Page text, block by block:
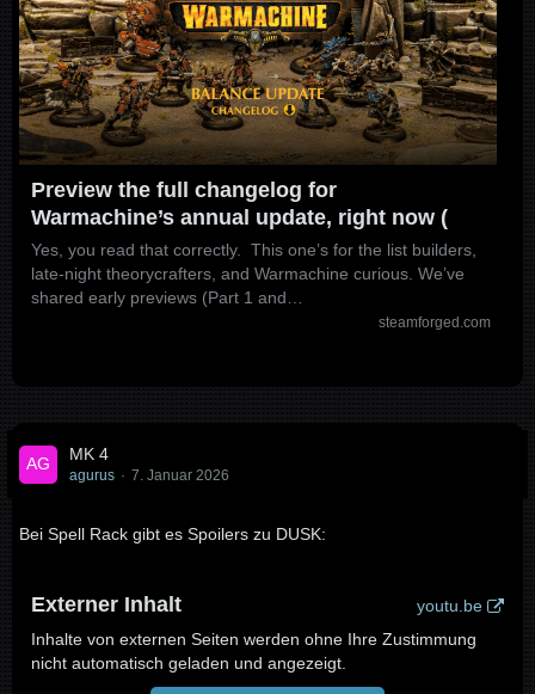
Preview the full changelog for
Warmachine’s annual update, right now (
Yes, you read that correctly. This one’s for the list builders,
late-night theorycrafters, and Warmachine curious. We’ve
shared early previews (Part 1 and…
steamforged.com
MK 4
agurus 7. Januar 2026
Bei Spell Rack gibt es Spoilers zu DUSK:
Externer Inhalt
youtu.be
Inhalte von externen Seiten werden ohne Ihre Zustimmung
nicht automatisch geladen und angezeigt.